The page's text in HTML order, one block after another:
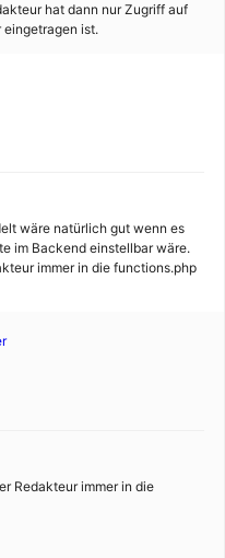
hat dann nur Zugriff auf
eingetragen ist.
wäre natürlich gut wenn es
im Backend einstellbar wäre.
immer in die functions.php
Redakteur immer in die